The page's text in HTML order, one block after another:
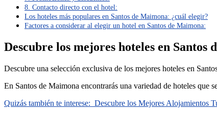
8. Contacto directo con el hotel:
Los hoteles más populares en Santos de Maimona: ¿cuál elegir?
Factores a considerar al elegir un hotel en Santos de Maimona:
Descubre los mejores hoteles en Santos
Descubre una selección exclusiva de los mejores hoteles en
En Santos de Maimona encontrarás una variedad de hoteles que
Quizás también te interese: Descubre los Mejores Alojamientos